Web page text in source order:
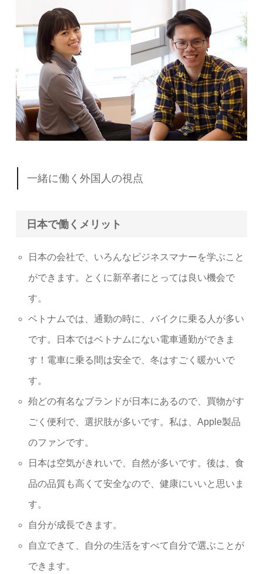
一緒に働く外国人の視点
日本で働くメリット
日本の会社で、いろんなビジネスマナーを学ぶこと
ができます。とくに新卒者にとっては良い機会で
す。
ベトナムでは、通勤の時に、バイクに乗る人が多い
です。日本ではベトナムにない電車通勤ができま
す！電車に乗る間は安全で、冬はすごく暖かいで
す。
殆どの有名なブランドが日本にあるので、買物がす
ごく便利で、選択肢が多いです。私は、Apple製品
のファンです。
日本は空気がきれいで、自然が多いです。後は、食
品の品質も高くて安全なので、健康にいいと思いま
す。
自分が成長できます。
自立できて、自分の生活をすべて自分で選ぶことが
できます。